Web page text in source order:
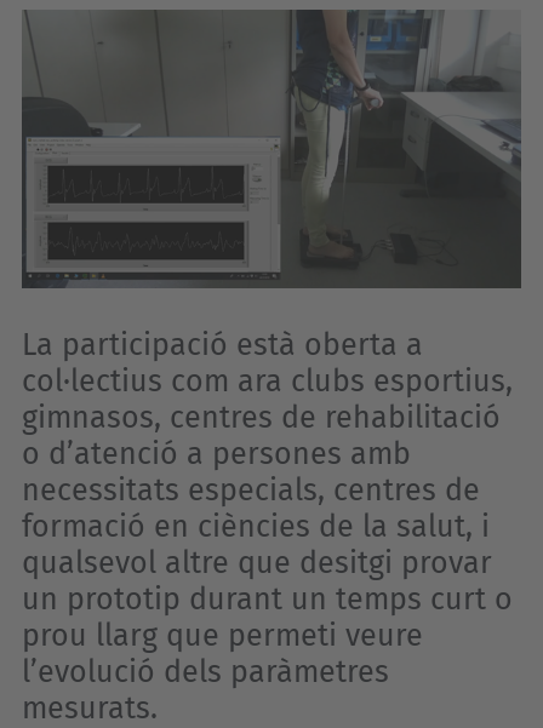
La participació està oberta a
col·lectius com ara clubs esportius,
gimnasos, centres de rehabilitació
o d’atenció a persones amb
necessitats especials, centres de
formació en ciències de la salut, i
qualsevol altre que desitgi provar
un prototip durant un temps curt o
prou llarg que permeti veure
l’evolució dels paràmetres
mesurats.